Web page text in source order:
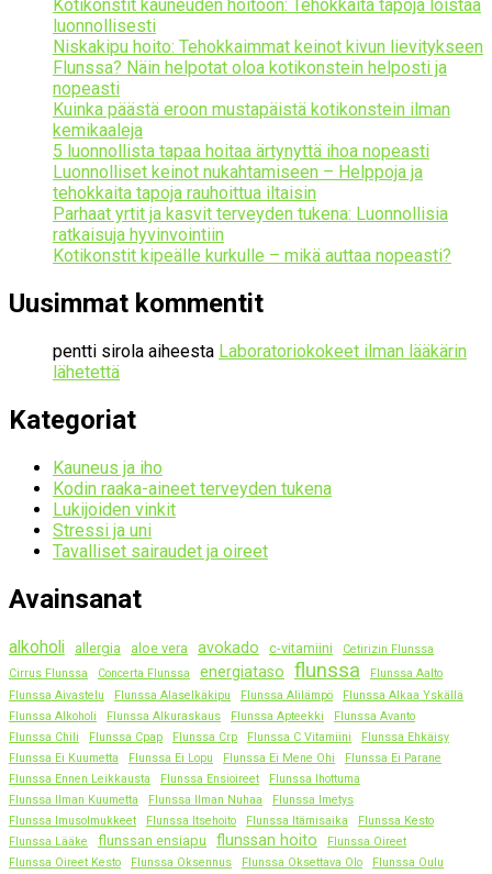
Kotikonstit kauneuden hoitoon: Tehokkaita tapoja loistaa
luonnollisesti
Niskakipu hoito: Tehokkaimmat keinot kivun lievitykseen
Flunssa? Näin helpotat oloa kotikonstein helposti ja
nopeasti
Kuinka päästä eroon mustapäistä kotikonstein ilman
kemikaaleja
5 luonnollista tapaa hoitaa ärtynyttä ihoa nopeasti
Luonnolliset keinot nukahtamiseen – Helppoja ja
tehokkaita tapoja rauhoittua iltaisin
Parhaat yrtit ja kasvit terveyden tukena: Luonnollisia
ratkaisuja hyvinvointiin
Kotikonstit kipeälle kurkulle – mikä auttaa nopeasti?
Uusimmat kommentit
pentti sirola aiheesta Laboratoriokokeet ilman lääkärin
lähetettä
Kategoriat
Kauneus ja iho
Kodin raaka-aineet terveyden tukena
Lukijoiden vinkit
Stressi ja uni
Tavalliset sairaudet ja oireet
Avainsanat
alkoholi allergia aloe vera avokado c-vitamiini
Cetirizin Flunssa
Cirrus Flunssa
Concerta Flunssa energiataso flunssa
Flunssa Aalto
Flunssa Aivastelu
Flunssa Alaselkäkipu Flunssa Alilämpö
Flunssa Alkaa Yskällä
Flunssa Alkoholi
Flunssa Alkuraskaus Flunssa Apteekki
Flunssa Avanto
Flunssa Chili
Flunssa Cpap Flunssa Crp Flunssa C Vitamiini
Flunssa Ehkäisy
Flunssa Ei Kuumetta
Flunssa Ei Lopu Flunssa Ei Mene Ohi
Flunssa Ei Parane
Flunssa Ennen Leikkausta
Flunssa Ensioireet
Flunssa Ihottuma
Flunssa Ilman Kuumetta
Flunssa Ilman Nuhaa
Flunssa Imetys
Flunssa Imusolmukkeet
Flunssa Itsehoito Flunssa Itämisaika
Flunssa Kesto
Flunssa Lääke
flunssan ensiapu flunssan hoito
Flunssa Oireet
Flunssa Oireet Kesto
Flunssa Oksennus Flunssa Oksettava Olo
Flunssa Oulu